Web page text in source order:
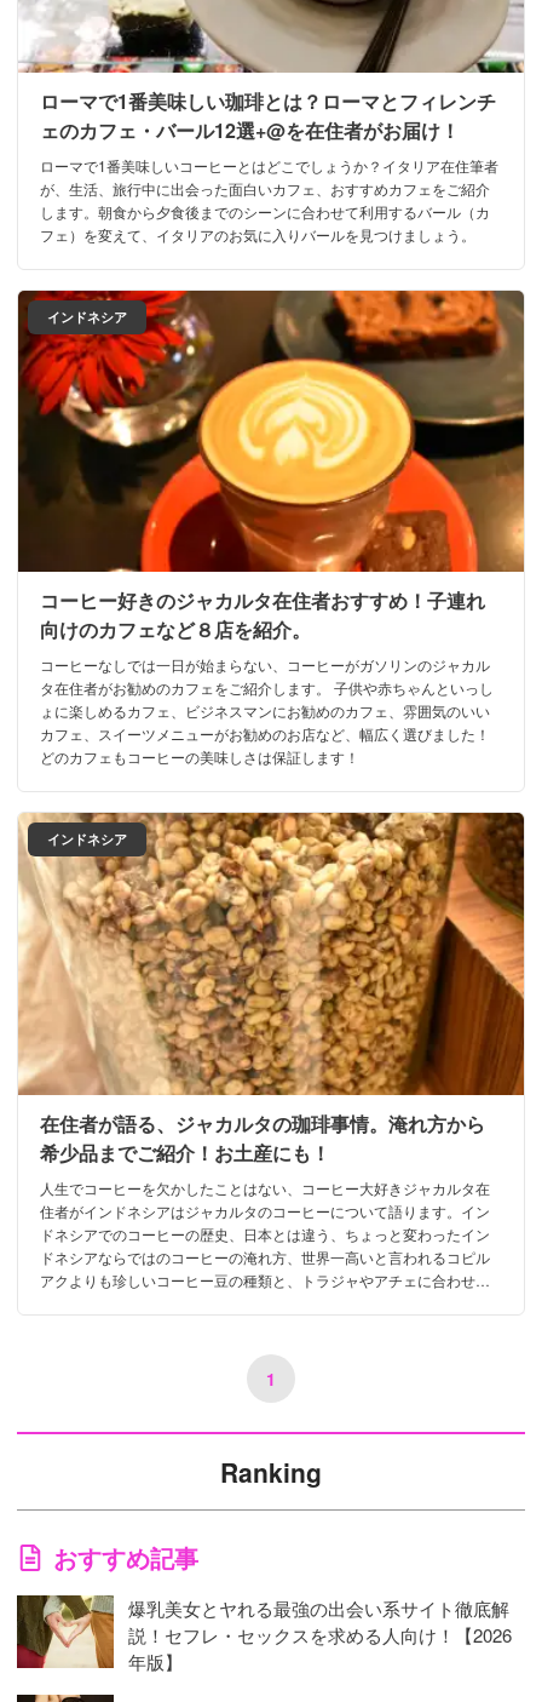
ローマで1番美味しい珈琲とは？ローマとフィレンチ
ェのカフェ・バール12選+@を在住者がお届け！
ローマで1番美味しいコーヒーとはどこでしょうか？イタリア在住筆者
が、生活、旅行中に出会った面白いカフェ、おすすめカフェをご紹介
します。朝食から夕食後までのシーンに合わせて利用するバール（カ
フェ）を変えて、イタリアのお気に入りバールを見つけましょう。
インドネシア
コーヒー好きのジャカルタ在住者おすすめ！子連れ
向けのカフェなど８店を紹介。
コーヒーなしでは一日が始まらない、コーヒーがガソリンのジャカル
タ在住者がお勧めのカフェをご紹介します。 子供や赤ちゃんといっし
ょに楽しめるカフェ、ビジネスマンにお勧めのカフェ、雰囲気のいい
カフェ、スイーツメニューがお勧めのお店など、幅広く選びました！
どのカフェもコーヒーの美味しさは保証します！
インドネシア
在住者が語る、ジャカルタの珈琲事情。淹れ方から
希少品までご紹介！お土産にも！
人生でコーヒーを欠かしたことはない、コーヒー大好きジャカルタ在
住者がインドネシアはジャカルタのコーヒーについて語ります。イン
ドネシアでのコーヒーの歴史、日本とは違う、ちょっと変わったイン
ドネシアならではのコーヒーの淹れ方、世界一高いと言われるコピル
アクよりも珍しいコーヒー豆の種類と、トラジャやアチェに合わせた
1
Ranking
おすすめ記事
爆乳美女とヤれる最強の出会い系サイト徹底解
説！セフレ・セックスを求める人向け！【2026
年版】